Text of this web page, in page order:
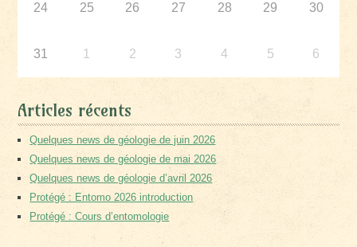
24 25 26 27 28 29 30
31 1 2 3 4 5 6
Articles récents
Quelques news de géologie de juin 2026
Quelques news de géologie de mai 2026
Quelques news de géologie d’avril 2026
Protégé : Entomo 2026 introduction
Protégé : Cours d’entomologie